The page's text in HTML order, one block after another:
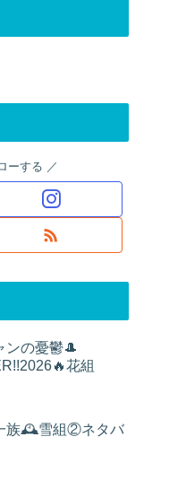
ーする
ンの憂鬱🎩
花組
族🕰雪組②ネタバ